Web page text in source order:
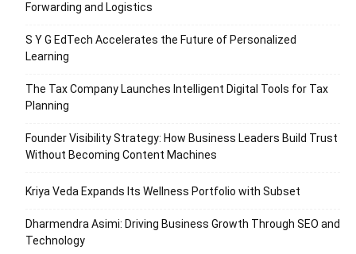
Forwarding and Logistics
S Y G EdTech Accelerates the Future of Personalized
Learning
The Tax Company Launches Intelligent Digital Tools for Tax
Planning
Founder Visibility Strategy: How Business Leaders Build Trust
Without Becoming Content Machines
Kriya Veda Expands Its Wellness Portfolio with Subset
Dharmendra Asimi: Driving Business Growth Through SEO and
Technology